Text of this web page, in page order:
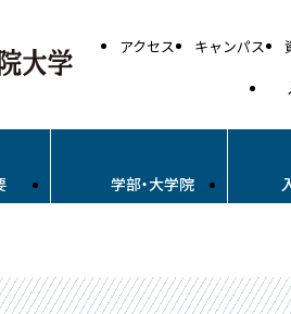
アクセス キャンパス
学部・大学院